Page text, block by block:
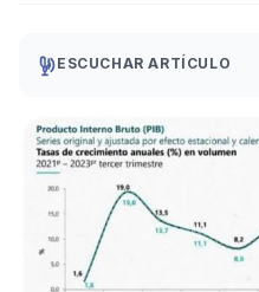
ESCUCHAR ARTÍCULO